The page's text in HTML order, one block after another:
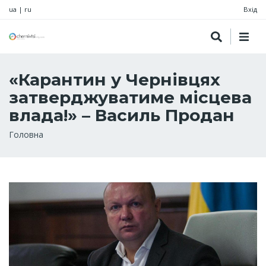
ua | ru Вхід
«Карантин у Чернівцях
затверджуватиме місцева
влада!» – Василь Продан
Рядок
Головна